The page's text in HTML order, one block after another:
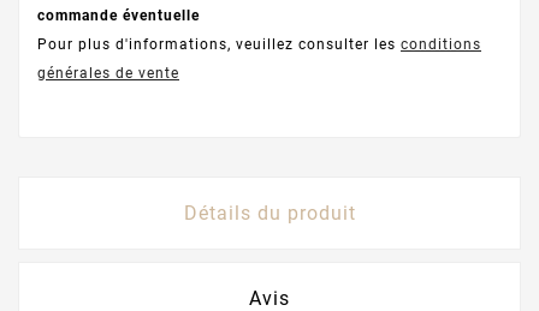
commande éventuelle
Pour plus d'informations, veuillez consulter les conditions
générales de vente
Détails du produit
Avis